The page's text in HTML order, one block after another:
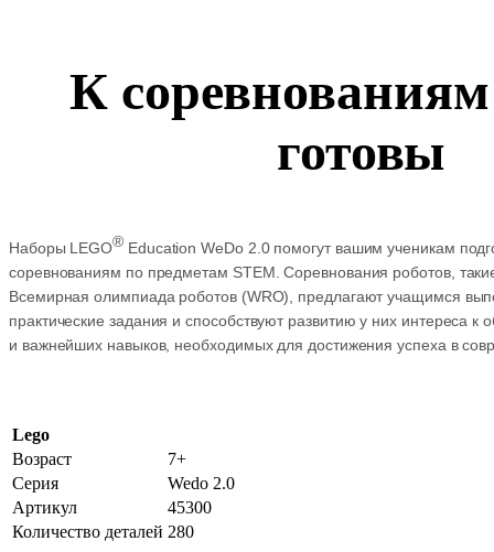
К
готовы
Наборы LEGO® Education WeDo 2.0 помогут вашим ученикам
соревнованиям по предметам STEM. Соревнования роботов,
Всемирная олимпиада роботов (WRO), предлагают учащимся
практические задания и способствуют развитию у них интереса к
и важнейших навыков, необходимых для достижения успеха в
Lego
Возраст
7+
Серия
Wedo 2.0
Артикул
45300
Количество деталей 280